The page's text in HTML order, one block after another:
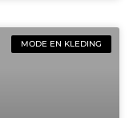
MODE EN KLEDING